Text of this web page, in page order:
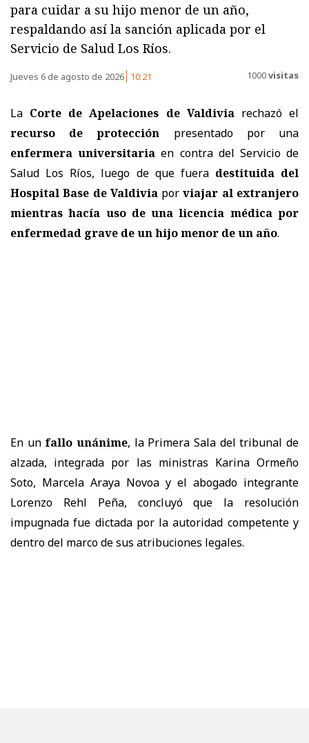
para cuidar a su hijo menor de un año,
respaldando así la sanción aplicada por el
Servicio de Salud Los Ríos.
Jueves 6 de agosto de 2026 10:21 1000visitas
La Corte de Apelaciones de Valdiviarechazó el
recurso de protección presentado por una
enfermera universitaria en contra del Servicio de
Salud Los Ríos, luego de que fuera destituida del
Hospital Base de Valdiviaporviajar al extranjero
mientras hacía uso de una licencia médica por
enfermedad grave de un hijo menor de un año.
En un fallo unánime, la Primera Sala del tribunal de
alzada, integrada por las ministras Karina Ormeño
Soto, Marcela Araya Novoa y el abogado integrante
Lorenzo Rehl Peña, concluyó que la resolución
impugnadafue dictada por la autoridad competente y
dentro del marco de sus atribuciones legales.